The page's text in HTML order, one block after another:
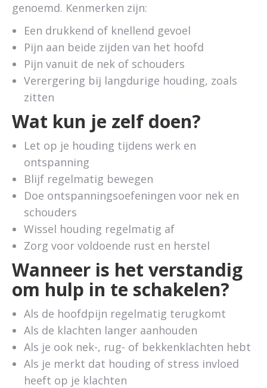
genoemd. Kenmerken zijn:
Een drukkend of knellend gevoel
Pijn aan beide zijden van het hoofd
Pijn vanuit de nek of schouders
Verergering bij langdurige houding, zoals
zitten
Wat kun je zelf doen?
Let op je houding tijdens werk en
ontspanning
Blijf regelmatig bewegen
Doe ontspanningsoefeningen voor nek en
schouders
Wissel houding regelmatig af
Zorg voor voldoende rust en herstel
Wanneer is het verstandig
om hulp in te schakelen?
Als de hoofdpijn regelmatig terugkomt
Als de klachten langer aanhouden
Als je ook nek-, rug- of bekkenklachten hebt
Als je merkt dat houding of stress invloed
heeft op je klachten